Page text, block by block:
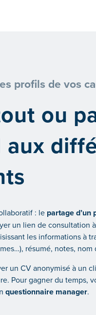
profils de vos
ou
aux
: le partage d’un
un lien de consultation
les informations à
résumé, notes, nom
un CV anonymisé à un
Pour gagner du temps,
questionnaire manager.